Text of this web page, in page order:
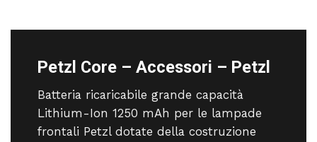
Petzl Core – Accessori – Petzl
Batteria ricaricabile grande capacità
Lithium-Ion 1250 mAh per le lampade
frontali Petzl dotate della costruzione